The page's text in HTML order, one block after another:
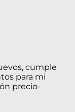
cumple
para mi
precio-